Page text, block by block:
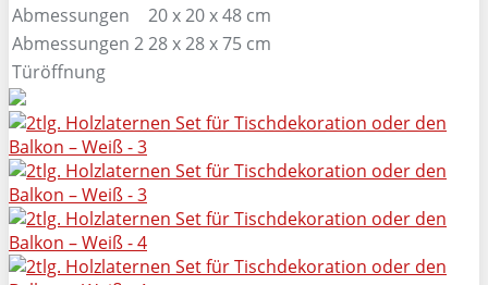
Abmessungen
20 x 20 x 48 cm
Abmessungen 228 x 28 x 75 cm
Türöffnung